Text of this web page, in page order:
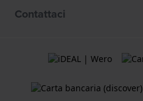
Contattaci